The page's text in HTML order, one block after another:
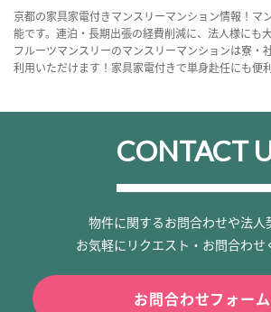
京都の家具家電付きマンスリーマンション情報！マ
能です。連泊・長期出張の経費削減に、法人様にも
フルーツマンスリーのマンスリーマンションは寮・
利用いただけます！家具家電付きで単身赴任にも便利
CONTACT
物件に関するお問合わせや法人
お気軽にリクエスト・お問合わせ
お問合わせフォーム